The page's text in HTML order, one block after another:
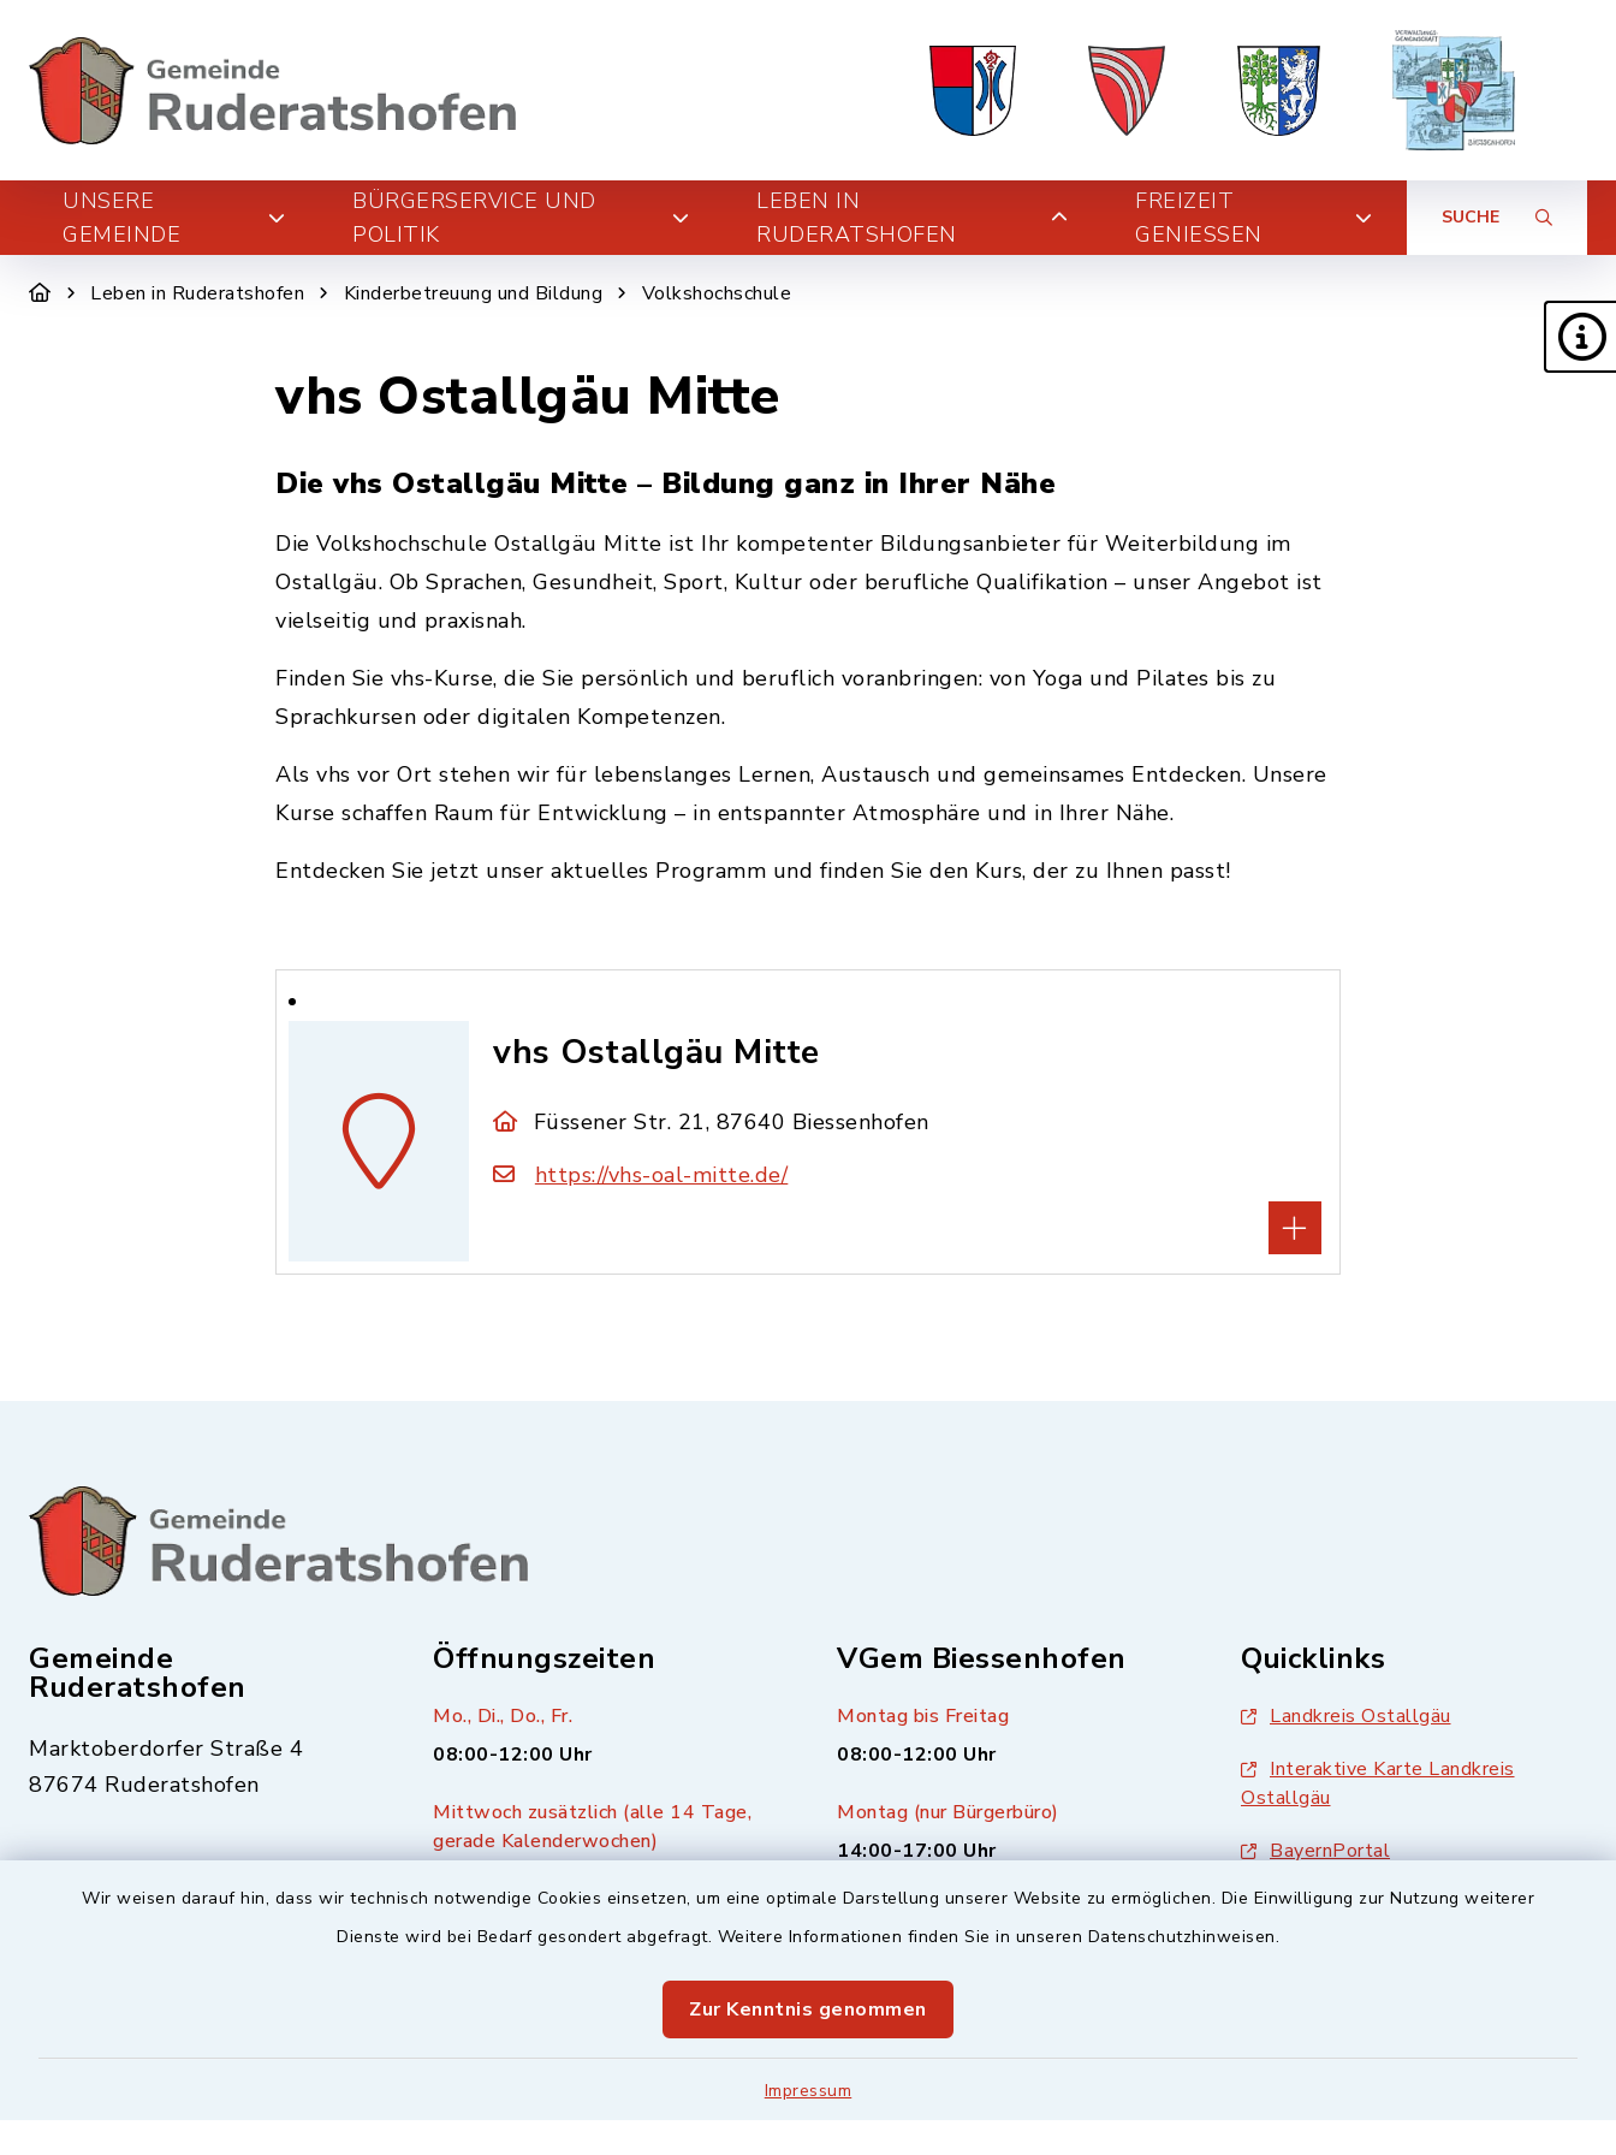
Wir weisen darauf hin, dass wir technisch notwendige Cookies einsetzen, um eine optimale Darstellung unserer Website zu ermöglichen. Die Einwilligung zur Nutzung weiterer
Dienste wird bei Bedarf gesondert abgefragt. Weitere Informationen finden Sie in unseren Datenschutzhinweisen.
Zur Kenntnis genommen
Impressum
UNSERE
GEMEINDE
BÜRGERSERVICE UND
POLITIK
LEBEN IN
RUDERATSHOFEN
FREIZEIT
GENIESSEN
SUCHE
Leben in Ruderatshofen Kinderbetreuung und Bildung Volkshochschule
vhs Ostallgäu Mitte
Die vhs Ostallgäu Mitte – Bildung ganz in Ihrer Nähe
Die Volkshochschule Ostallgäu Mitte ist Ihr kompetenter Bildungsanbieter für Weiterbildung im
Ostallgäu. Ob Sprachen, Gesundheit, Sport, Kultur oder berufliche Qualifikation – unser Angebot ist
vielseitig und praxisnah.
Finden Sie vhs-Kurse, die Sie persönlich und beruflich voranbringen: von Yoga und Pilates bis zu
Sprachkursen oder digitalen Kompetenzen.
Als vhs vor Ort stehen wir für lebenslanges Lernen, Austausch und gemeinsames Entdecken. Unsere
Kurse schaffen Raum für Entwicklung – in entspannter Atmosphäre und in Ihrer Nähe.
Entdecken Sie jetzt unser aktuelles Programm und finden Sie den Kurs, der zu Ihnen passt!
vhs Ostallgäu Mitte
Füssener Str. 21, 87640 Biessenhofen
https://vhs-oal-mitte.de/
Gemeinde
Ruderatshofen
Marktoberdorfer Straße 4
87674 Ruderatshofen
08343-1477
Öffnungszeiten
Mo., Di., Do., Fr.
08:00-12:00 Uhr
Mittwoch zusätzlich (alle 14 Tage,
gerade Kalenderwochen)
VGem Biessenhofen
Montag bis Freitag
08:00-12:00 Uhr
Montag (nur Bürgerbüro)
14:00-17:00 Uhr
Mittwoch zusätzlich
16:00-18:00 Uhr
Quicklinks
Landkreis Ostallgäu
Interaktive Karte Landkreis
Ostallgäu
BayernPortal